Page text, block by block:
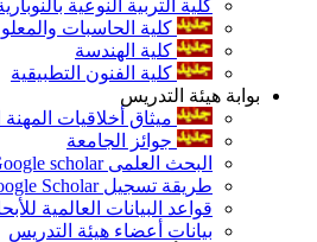
كلية التربية النوعية
كلية الحاسبات
كلية الهندسة
كلية الفنون التطبيقية
بوابة هيئة التدريس
ميثاق أخلاقيات
جوائز الجامعة
البحث العلمى Google scholar
طريقة تسجيل Google Scholar
قواعد البيانات العالمية
بيانات أعضاء هيئة التدريس